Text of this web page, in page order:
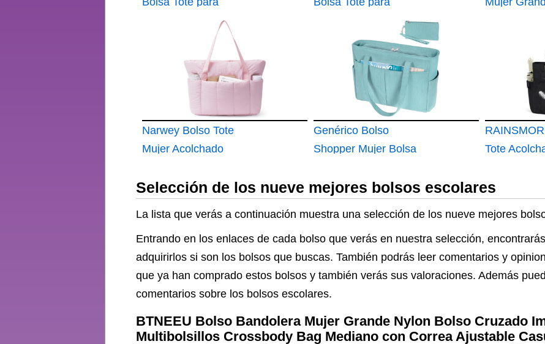
Mano para Escuela
Multifuncional para
Mujer de 14 Pulgadas
para Negocios
Multifuncional para
Mujer de 14 Pulgadas
Bolsa Tote Ligera
para Negocios
Portátil 14
Bolsos
PU con
Bolsillo
Compras
Colegio
Narwey Bolso Tote
Mujer Acolchado
Genérico Bolso
Shopper Mujer Bolsa
Cremallera Grande
con Compartimento
Tote
Selección de los nueve mejores bolsos escolares
La lista que verás a continuación muestra una selección de los nueve mejores
Entrando en los enlaces de cada bolso que verás en nuestra selección,
adquirirlos si son los bolsos que buscas. También podrás leer comentarios y
que ya han comprado estos bolsos y también verás sus valoraciones. Además
comentarios sobre los bolsos escolares.
BTNEEU Bolso Bandolera Mujer Grande Nylon Bolso Cruzado
Multibolsillos Crossbody Bag Mediano con Correa Ajustable